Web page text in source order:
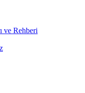
ve Rehberi